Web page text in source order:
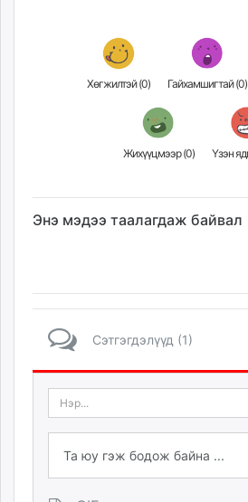
toim.mn
tac.mn
Хөгжилтэй (0) Гайхамшигтай (0)
Жихүүцмээр (0)
Энэ мэдээ таалагдаж байвал
Сэтгэгдэлүүд (1)